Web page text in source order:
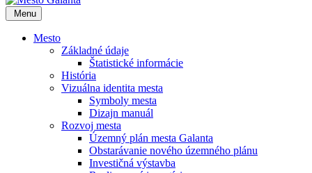
Menu
Mesto
Základné údaje
Štatistické informácie
História
Vizuálna identita mesta
Symboly mesta
Dizajn manuál
Rozvoj mesta
Územný plán mesta Galanta
Obstarávanie nového územného plánu
Investičná výstavba